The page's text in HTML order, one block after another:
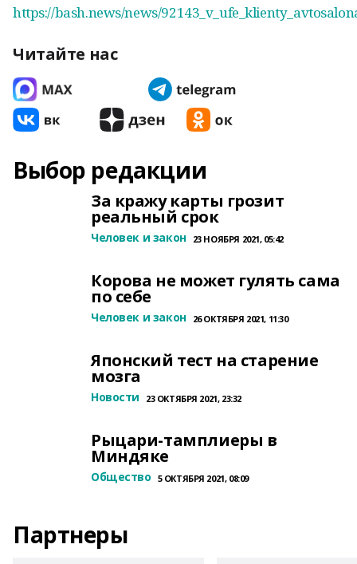
https://bash.news/news/
Читайте нас
Выбор редакции
За кражу карты грозит
реальный срок
Человек и закон 23 НОЯБРЯ 2021, 05:42
Корова не может гулять сама
по себе
Человек и закон 26 ОКТЯБРЯ 2021, 11:30
Японский тест на старение
мозга
Новости 23 ОКТЯБРЯ 2021, 23:32
Рыцари-тамплиеры в
Миндяке
Общество 5 ОКТЯБРЯ 2021, 08:09
Партнеры